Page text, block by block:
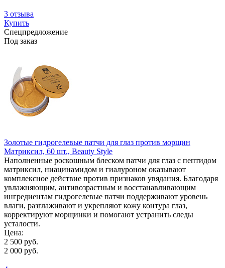
3 отзыва
Купить
Спецпредложение
Под заказ
Золотые гидрогелевые патчи для глаз против морщин
Матриксил, 60 шт., Beauty Style
Наполненные роскошным блеском патчи для глаз с пептидом
матриксил, ниацинамидом и гиалуроном оказывают
комплексное действие против признаков увядания. Благодаря
увлажняющим, антивозрастным и восстанавливающим
ингредиентам гидрогелевые патчи поддерживают уровень
влаги, разглаживают и укрепляют кожу контура глаз,
корректируют морщинки и помогают устранить следы
усталости.
Цена:
2 500 руб.
2 000 руб.